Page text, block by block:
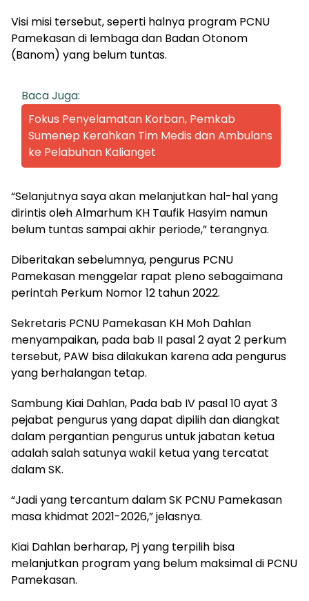
Visi misi tersebut, seperti halnya program PCNU
Pamekasan di lembaga dan Badan Otonom
(Banom) yang belum tuntas.
Baca Juga:
Fokus Penyelamatan Korban, Pemkab
Sumenep Kerahkan Tim Medis dan Ambulans
ke Pelabuhan Kalianget
“Selanjutnya saya akan melanjutkan hal-hal yang
dirintis oleh Almarhum KH Taufik Hasyim namun
belum tuntas sampai akhir periode,” terangnya.
Diberitakan sebelumnya, pengurus PCNU
Pamekasan menggelar rapat pleno sebagaimana
perintah Perkum Nomor 12 tahun 2022.
Sekretaris PCNU Pamekasan KH Moh Dahlan
menyampaikan, pada bab II pasal 2 ayat 2 perkum
tersebut, PAW bisa dilakukan karena ada pengurus
yang berhalangan tetap.
Sambung Kiai Dahlan, Pada bab IV pasal 10 ayat 3
pejabat pengurus yang dapat dipilih dan diangkat
dalam pergantian pengurus untuk jabatan ketua
adalah salah satunya wakil ketua yang tercatat
dalam SK.
“Jadi yang tercantum dalam SK PCNU Pamekasan
masa khidmat 2021-2026,” jelasnya.
Kiai Dahlan berharap, Pj yang terpilih bisa
melanjutkan program yang belum maksimal di PCNU
Pamekasan.